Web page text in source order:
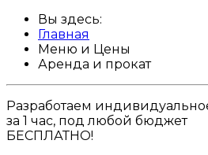
Вы здесь:
Главная
Меню и Цены
Аренда и прокат
Разработаем
за 1 час, под любой бюджет
БЕСПЛАТНО!